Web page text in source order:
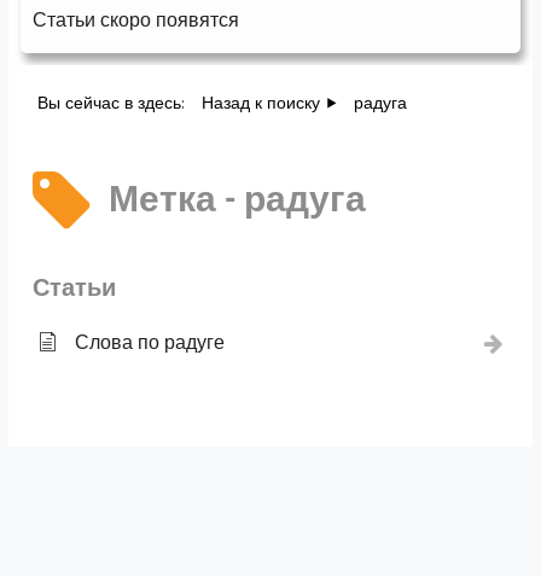
Статьи скоро появятся
Вы сейчас в здесь: Назад к поиску радуга
Метка - радуга
Статьи
Слова по радуге